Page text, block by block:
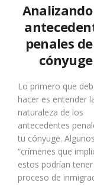
penales
cónyuge
Lo primero que
hacer es entender
naturaleza de los
antecedentes
tu cónyuge.
“crímenes que
estos podrían
proceso de